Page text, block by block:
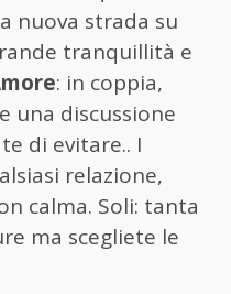
nuova strada su
tranquillità e
: in coppia,
una discussione
di evitare.. I
relazione,
calma. Soli: tanta
ma scegliete le